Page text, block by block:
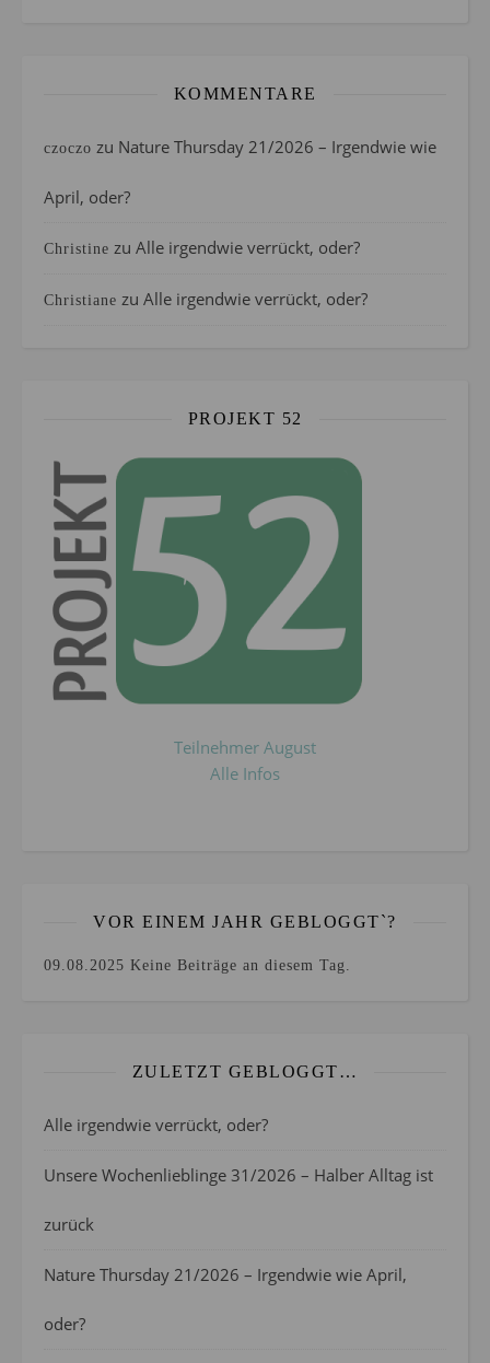
KOMMENTARE
czoczo zu Nature Thursday 21/2026 – Irgendwie wie
April, oder?
Christine zu Alle irgendwie verrückt, oder?
Christiane zu Alle irgendwie verrückt, oder?
PROJEKT 52
Teilnehmer August
Alle Infos
VOR EINEM JAHR GEBLOGGT`?
09.08.2025 Keine Beiträge an diesem Tag.
ZULETZT GEBLOGGT…
Alle irgendwie verrückt, oder?
Unsere Wochenlieblinge 31/2026 – Halber Alltag ist
zurück
Nature Thursday 21/2026 – Irgendwie wie April,
oder?